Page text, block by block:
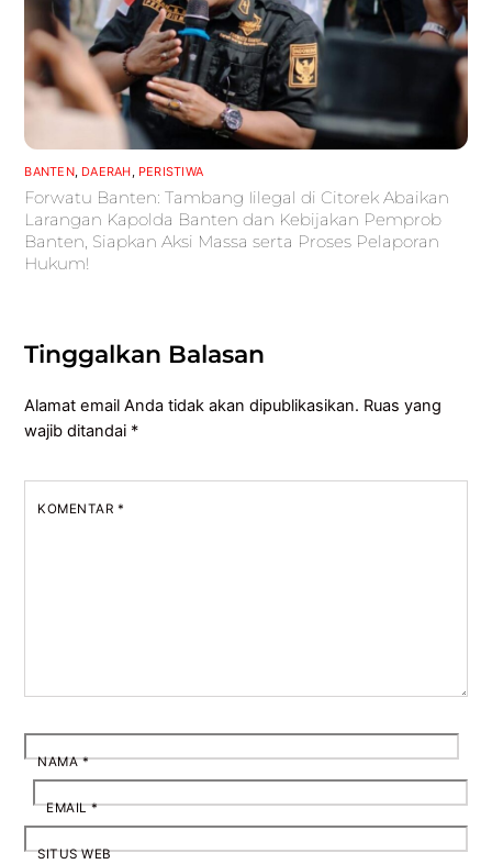
BANTEN, DAERAH PERISTIWA
Forwatu Banten: Tambang Iilegal di Citorek Abaikan
Larangan Kapolda Banten dan Kebijakan Pemprob
Banten, Siapkan Aksi Massa serta Proses Pelaporan
Hukum!
Tinggalkan Balasan
Alamat email Anda tidak akan dipublikasikan. Ruas yang
wajib ditandai *
KOMENTAR *
NAMA*
EMAIL*
SITUS WEB